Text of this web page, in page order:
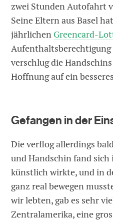
zwei Stunden Autofahrt
Seine Eltern aus Basel
jährlichen Greencard-
Aufenthaltsberechtigung
verschlug die
Hoffnung auf ein
Gefangen in der
Die verflog allerdings
und Handschin fand
künstlich wirkte, und in
ganz real bewegen
wir lebten, gab es sehr
Zentralamerika, eine